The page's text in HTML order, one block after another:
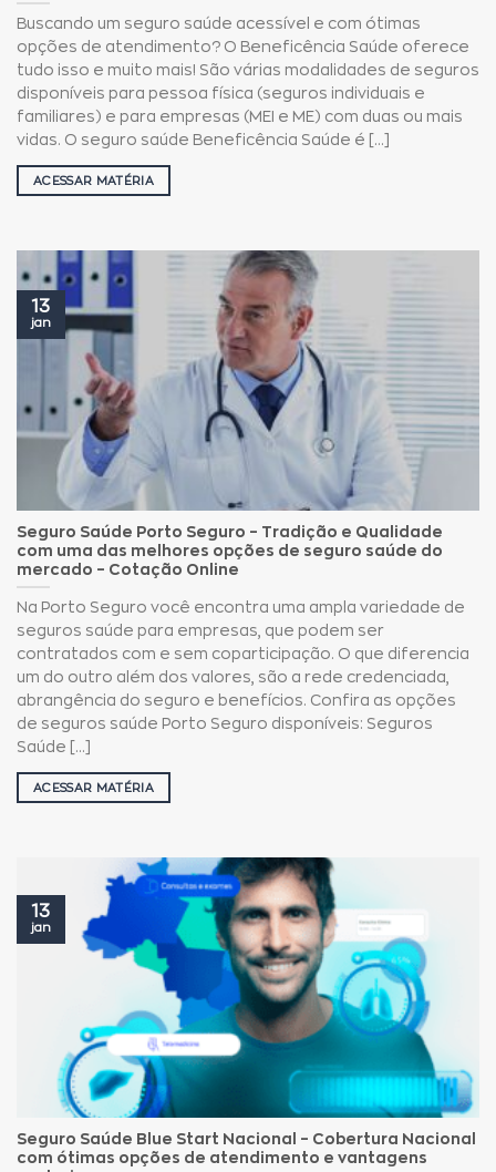
Buscando um seguro saúde acessível e com ótimas
opções de atendimento? O Beneficência Saúde oferece
tudo isso e muito mais! São várias modalidades de seguros
disponíveis para pessoa física (seguros individuais e
familiares) e para empresas (MEI e ME) com duas ou mais
vidas. O seguro saúde Beneficência Saúde é [...]
ACESSAR MATÉRIA
Seguro Saúde Porto Seguro – Tradição e Qualidade
com uma das melhores opções de seguro saúde do
mercado – Cotação Online
Na Porto Seguro você encontra uma ampla variedade de
seguros saúde para empresas, que podem ser
contratados com e sem coparticipação. O que diferencia
um do outro além dos valores, são a rede credenciada,
abrangência do seguro e benefícios. Confira as opções
de seguros saúde Porto Seguro disponíveis: Seguros
Saúde [...]
ACESSAR MATÉRIA
13
jan
Seguro Saúde Blue Start Nacional – Cobertura Nacional
com ótimas opções de atendimento e vantagens
13
jan